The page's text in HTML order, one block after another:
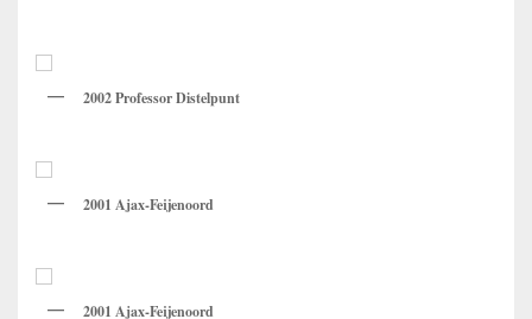
2002 Professor Distelpunt
2001 Ajax-Feijenoord
2001 Ajax-Feijenoord